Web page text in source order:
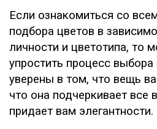
Если ознакомиться со
подбора цветов в
личности и цветотипа, то
упростить процесс
уверены в том, что вещь
что она подчеркивает все
придает вам элегантности.